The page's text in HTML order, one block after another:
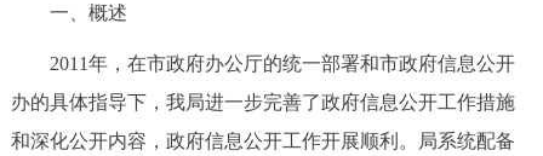
12345网上接诉即办 我要咨询 我要建议
一、概述
2011年，在市政府办公厅的统一部署和市政府信息公开
办的具体指导下，我局进一步完善了政府信息公开工作措施
和深化公开内容，政府信息公开工作开展顺利。局系统配备